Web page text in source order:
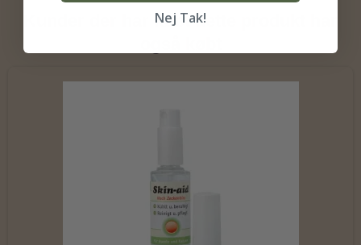
Kunder der har købt dette produkt har
Nej Tak!